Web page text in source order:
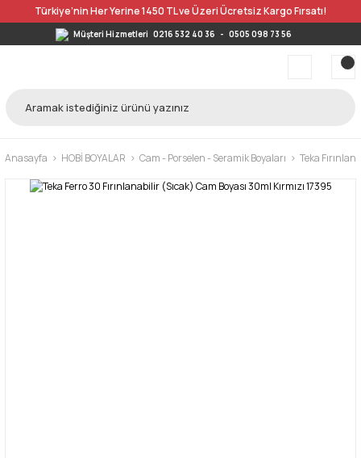
Türkiye’nin Her Yerine 1450 TL ve Üzeri Ücretsiz Kargo Fırsatı!
Müşteri Hizmetleri 0216 532 40 36 - 0505 098 73 56
Anasayfa HOBİ BOYALAR Cam - Porselen - Seramik Boyaları Teka